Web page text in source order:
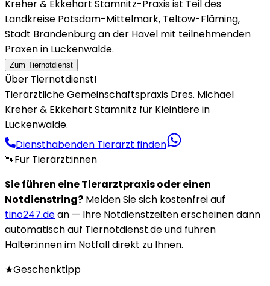
Kreher & Ekkehart Stamnitz-Praxis ist Teil des
Landkreise Potsdam-Mittelmark, Teltow-Fläming,
Stadt Brandenburg an der Havel mit teilnehmenden
Praxen in Luckenwalde.
Zum Tiernotdienst
Über Tiernotdienst!
Tierärztliche Gemeinschaftspraxis Dres. Michael
Kreher & Ekkehart Stamnitz für Kleintiere in
Luckenwalde.
Diensthabenden Tierarzt finden
🐾Für Tierärzt:innen
Sie führen eine Tierarztpraxis oder einen
Notdienstring? Melden Sie sich kostenfrei auf
tino247.dean — Ihre Notdienstzeiten erscheinen dann
automatisch auf Tiernotdienst.de und führen
Halter:innen im Notfall direkt zu Ihnen.
★Geschenktipp